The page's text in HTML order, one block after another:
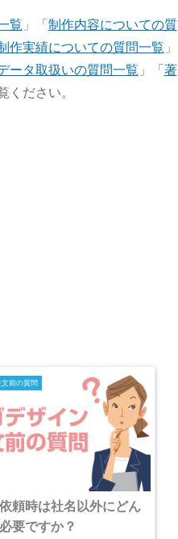
覧 」「 制作内容についての質
作実績についての質問一覧 」
ータ取扱いの質問一覧 」「 著
ください。
前の質問
頼時は社名以外にどん
要ですか？